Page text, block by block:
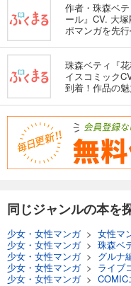
作者・珠森ベ
ール』CV. 大
ポマンガを先行
珠森ベティ『
イスコミック
到着！作品の
同じジャンルの本を
少女・女性マンガ> 女性マ
少女・女性マンガ> 珠森ベ
少女・女性マンガ> グルナ
少女・女性マンガ> ライブ
少女・女性マンガ>